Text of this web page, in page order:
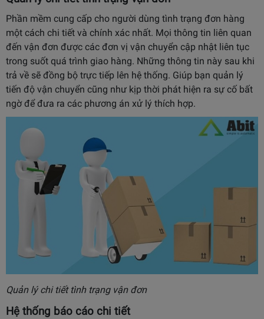
Phần mềm cung cấp cho người dùng tình trạng đơn hàng
một cách chi tiết và chính xác nhất. Mọi thông tin liên quan
đến vận đơn được các đơn vị vận chuyển cập nhật liên tục
trong suốt quá trình giao hàng. Những thông tin này sau khi
trả về sẽ đồng bộ trực tiếp lên hệ thống. Giúp bạn quản lý
tiến độ vận chuyển cũng như kịp thời phát hiện ra sự cố bất
ngờ để đưa ra các phương án xử lý thích hợp.
Quản lý chi tiết tình trạng vận đơn
Hệ thống báo cáo chi tiết